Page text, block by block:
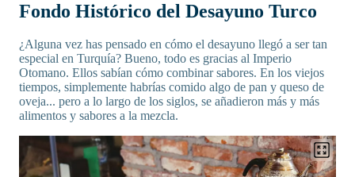
Fondo Histórico del Desayuno Turco
¿Alguna vez has pensado en cómo el desayuno llegó a ser tan
especial en Turquía? Bueno, todo es gracias al Imperio
Otomano. Ellos sabían cómo combinar sabores. En los viejos
tiempos, simplemente habrías comido algo de pan y queso de
oveja... pero a lo largo de los siglos, se añadieron más y más
alimentos y sabores a la mezcla.